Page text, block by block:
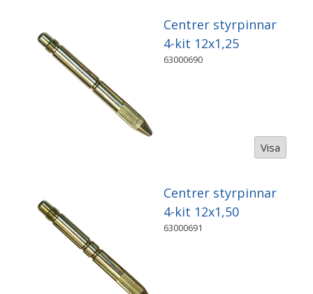
Centrer styrpinnar
4-kit 12x1,25
63000690
Visa
Centrer styrpinnar
4-kit 12x1,50
63000691